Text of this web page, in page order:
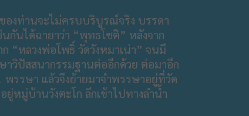
องท่านจะไม่ครบบริบูรณ์จริง บรรดา
นได้ฉายาว่า “พุทธโชติ” หลังจาก
“หลวงพ่อโพธิ์ วัดวังหมาเน่า” จนมี
วิปัสสนากรรมฐานต่ออีกด้วย ต่อมาอีก
รรษา แล้วจึงย้ายมาจำพรรษาอยู่ที่วัด
หมู่บ้านวังตะโก ลึกเข้าไปทางลำน้ำ